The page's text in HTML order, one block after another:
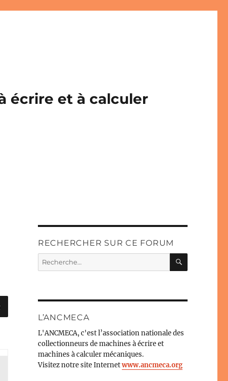
écrire et à calculer
RECHERCHER SUR CE FORUM
Recherche
pour :
L’ANCMECA
L'ANCMECA, c'est l’association nationale des
collectionneurs de machines à écrire et
machines à calculer mécaniques.
Visitez notre site Internetwww.ancmeca.org